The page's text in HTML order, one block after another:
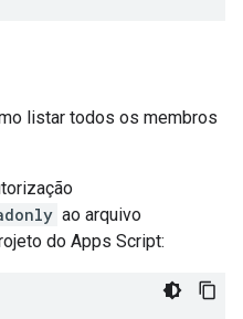
listar todos os membros
ao arquivo
do Apps Script: